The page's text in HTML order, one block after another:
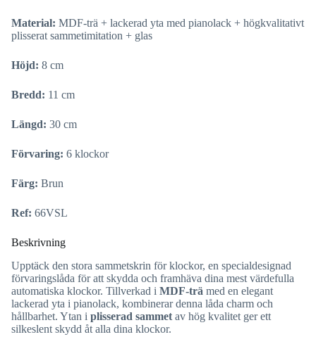
Material: MDF-trä + lackerad yta med pianolack + högkvalitativt
plisserat sammetimitation + glas
Höjd: 8 cm
Bredd: 11 cm
Längd: 30 cm
Förvaring: 6 klockor
Färg: Brun
Ref: 66VSL
Beskrivning
Upptäck den stora sammetskrin för klockor, en specialdesignad
förvaringslåda för att skydda och framhäva dina mest värdefulla
automatiska klockor. Tillverkad i MDF-trä med en elegant
lackerad yta i pianolack, kombinerar denna låda charm och
hållbarhet. Ytan i plisserad sammet av hög kvalitet ger ett
silkeslent skydd åt alla dina klockor.